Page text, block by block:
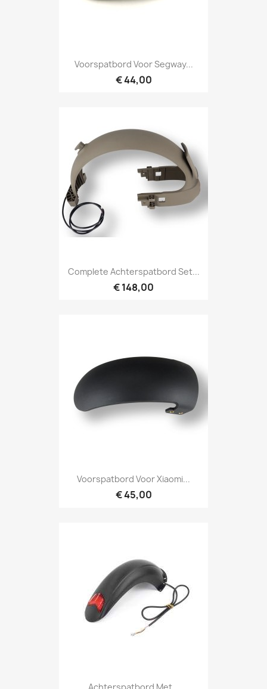
Voorspatbord Voor Segway...
€ 44,00
Complete Achterspatbord Set...
€ 148,00
Voorspatbord Voor Xiaomi...
€ 45,00